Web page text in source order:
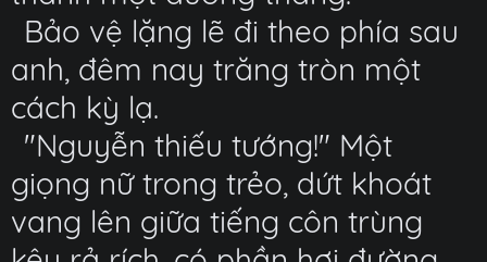
Bảo vệ lặng lẽ đi theo phía sau
anh, đêm nay trăng tròn một
cách kỳ lạ.
"Nguyễn thiếu tướng!" Một
giọng nữ trong trẻo, dứt khoát
vang lên giữa tiếng côn trùng